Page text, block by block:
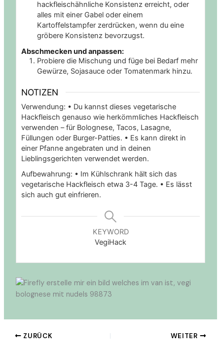
hackfleischähnliche Konsistenz erreicht, oder
alles mit einer Gabel oder einem
Kartoffelstampfer zerdrücken, wenn du eine
gröbere Konsistenz bevorzugst.
Abschmecken und anpassen:
Probiere die Mischung und füge bei Bedarf mehr
Gewürze, Sojasauce oder Tomatenmark hinzu.
NOTIZEN
Verwendung: • Du kannst dieses vegetarische
Hackfleisch genauso wie herkömmliches Hackfleisch
verwenden – für Bolognese, Tacos, Lasagne,
Füllungen oder Burger-Patties. • Es kann direkt in
einer Pfanne angebraten und in deinen
Lieblingsgerichten verwendet werden.
Aufbewahrung: • Im Kühlschrank hält sich das
vegetarische Hackfleisch etwa 3-4 Tage. • Es lässt
sich auch gut einfrieren.
KEYWORD
VegiHack
ZURÜCK WEITER